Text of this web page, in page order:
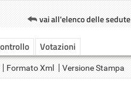
vai all'elenco delle sedute
Votazioni
Formato Xml Versione Stampa